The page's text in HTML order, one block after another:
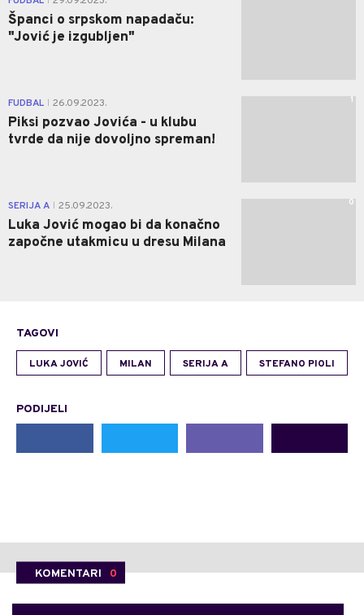
Španci o srpskom napadaču:
"Jović je izgubljen"
FUDBAL 26.09.2023.
Piksi pozvao Jovića - u klubu
tvrde da nije dovoljno spreman!
1
SERIJA A 25.09.2023.
Luka Jović mogao bi da konačno
započne utakmicu u dresu Milana
0
TAGOVI
LUKA JOVIĆ MILAN SERIJA A STEFANO PIOLI
PODIJELI
KOMENTARI 0